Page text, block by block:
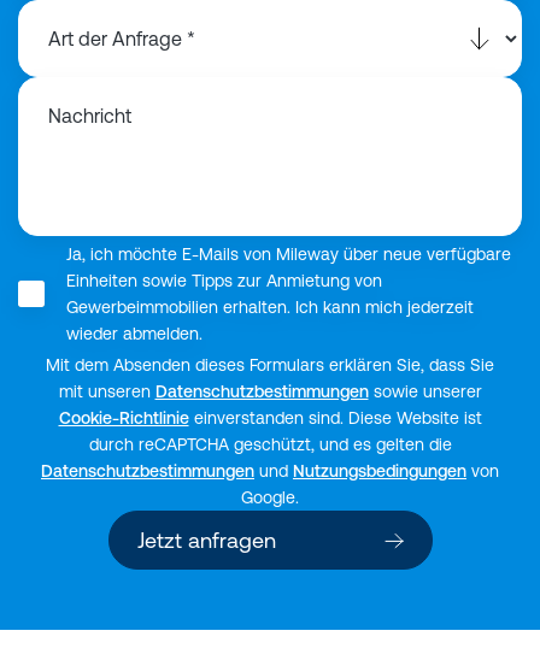
Nachricht
Ja, ich möchte E-Mails von Mileway über neue verfügbare
Einheiten sowie Tipps zur Anmietung von
Gewerbeimmobilien erhalten. Ich kann mich jederzeit
wieder abmelden.
Mit dem Absenden dieses Formulars erklären Sie, dass Sie
mit unseren Datenschutzbestimmungensowie unserer
Cookie-Richtlinieeinverstanden sind. Diese Website ist
durch reCAPTCHA geschützt, und es gelten die
Datenschutzbestimmungen und Nutzungsbedingungen von
Google.
Jetzt anfragen